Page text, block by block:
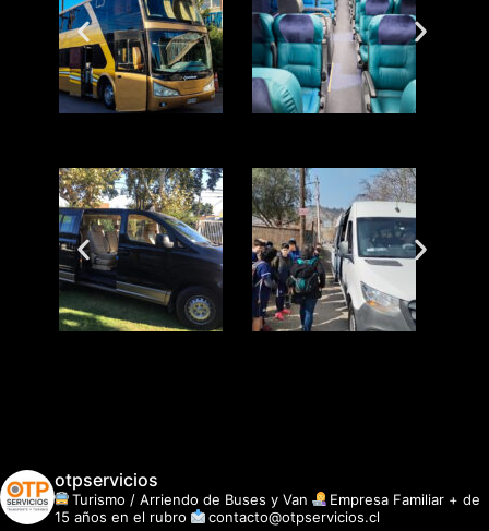
otpservicios
Turismo / Arriendo de Buses y Van
Empresa Familiar + de
15 años en el rubro
contacto@otpservicios.cl